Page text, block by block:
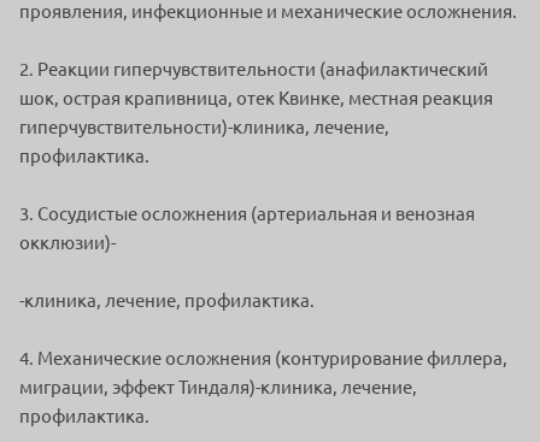
проявления, инфекционные и механические осложнения.
2. Реакции гиперчувствительности (анафилактический
шок, острая крапивница, отек Квинке, местная реакция
гиперчувствительности)-клиника, лечение,
профилактика.
3. Сосудистые осложнения (артериальная и венозная
окклюзии)-
-клиника, лечение, профилактика.
4. Механические осложнения (контурирование филлера,
миграции, эффект Тиндаля)-клиника, лечение,
профилактика.